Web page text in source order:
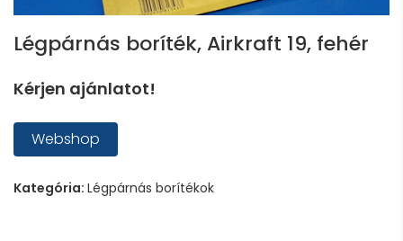
Légpárnás boríték, Airkraft 19, fehér
Kérjen ajánlatot!
Webshop
Kategória: Légpárnás borítékok